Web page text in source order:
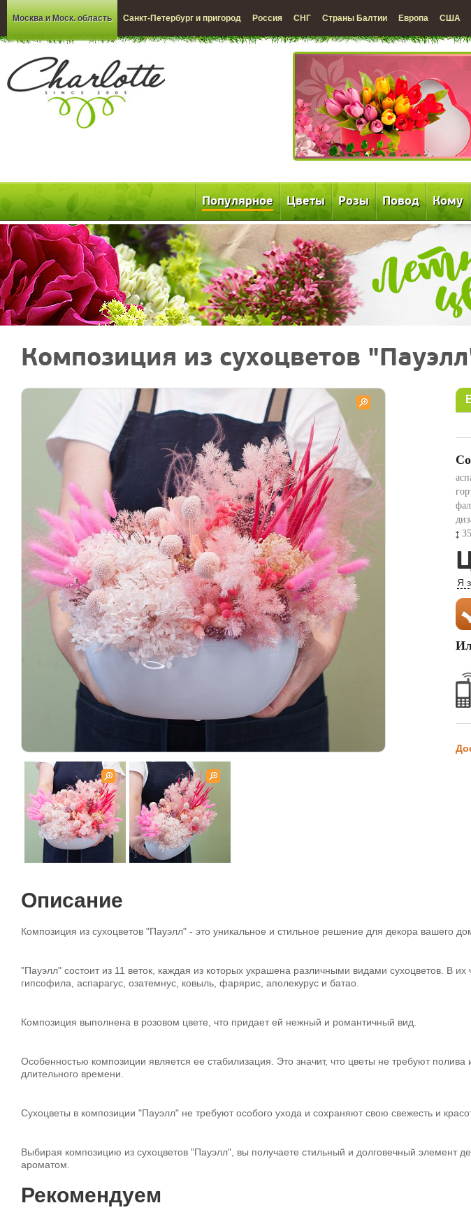
Москва и Моск. область Санкт-Петербург и пригород Россия СНГ Страны Балтии Европа США
Популярное Цветы Розы Повод Кому
Композиция из сухоцветов
Я
Описание
Композиция из сухоцветов "Пауэлл" - это уникальное и стильное решение для декора вашего
"Пауэлл" состоит из 11 веток, каждая из которых украшена различными видами сухоцветов. В их
гипсофила, аспарагус, озатемнус, ковыль, фарярис, аполекурус и батао.
Композиция выполнена в розовом цвете, что придает ей нежный и романтичный вид.
Особенностью композиции является ее стабилизация. Это значит, что цветы не требуют
длительного времени.
Сухоцветы в композиции "Пауэлл" не требуют особого ухода и сохраняют свою свежесть и
Выбирая композицию из сухоцветов "Пауэлл", вы получаете стильный и долговечный элемент
ароматом.
Рекомендуем